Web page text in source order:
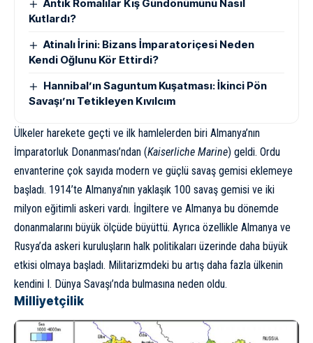
Antik Romalılar Kış Gündönümünü Nasıl
Kutlardı?
Atinalı İrini: Bizans İmparatoriçesi Neden
Kendi Oğlunu Kör Ettirdi?
Hannibal’ın Saguntum Kuşatması: İkinci Pön
Savaşı’nı Tetikleyen Kıvılcım
Ülkeler harekete geçti ve ilk hamlelerden biri Almanya’nın
İmparatorluk Donanması’ndan (Kaiserliche Marine) geldi. Ordu
envanterine çok sayıda modern ve güçlü savaş gemisi eklemeye
başladı. 1914’te Almanya’nın yaklaşık 100 savaş gemisi ve iki
milyon eğitimli askeri vardı. İngiltere ve Almanya bu dönemde
donanmalarını büyük ölçüde büyüttü. Ayrıca özellikle Almanya ve
Rusya’da askeri kuruluşların halk politikaları üzerinde daha büyük
etkisi olmaya başladı. Militarizmdeki bu artış daha fazla ülkenin
kendini I. Dünya Savaşı’nda bulmasına neden oldu.
Milliyetçilik